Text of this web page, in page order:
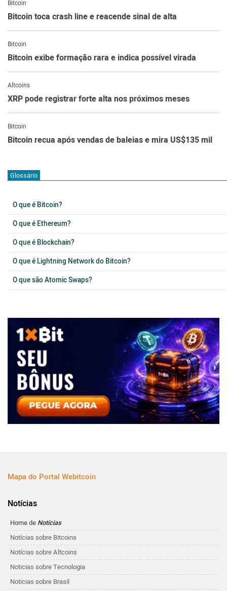
Bitcoin
Bitcoin toca crash line e reacende sinal de alta
Bitcoin
Bitcoin exibe formação rara e indica possível virada
Altcoins
XRP pode registrar forte alta nos próximos meses
Bitcoin
Bitcoin recua após vendas de baleias e mira US$135 mil
Glossário
O que é Bitcoin?
O que é Ethereum?
O que é Blockchain?
O que é Lightning Network do Bitcoin?
O que são Atomic Swaps?
Mapa do Portal Webitcoin
Notícias
Home de Notícias
Notícias sobre Bitcoins
Notícias sobre Altcoins
Noticias sobre Tecnologia
Noticias sobre Brasil